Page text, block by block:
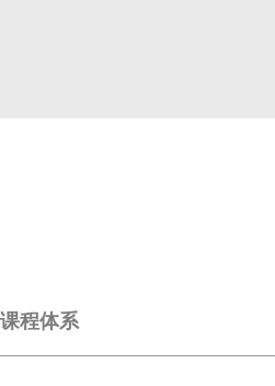
课程体系